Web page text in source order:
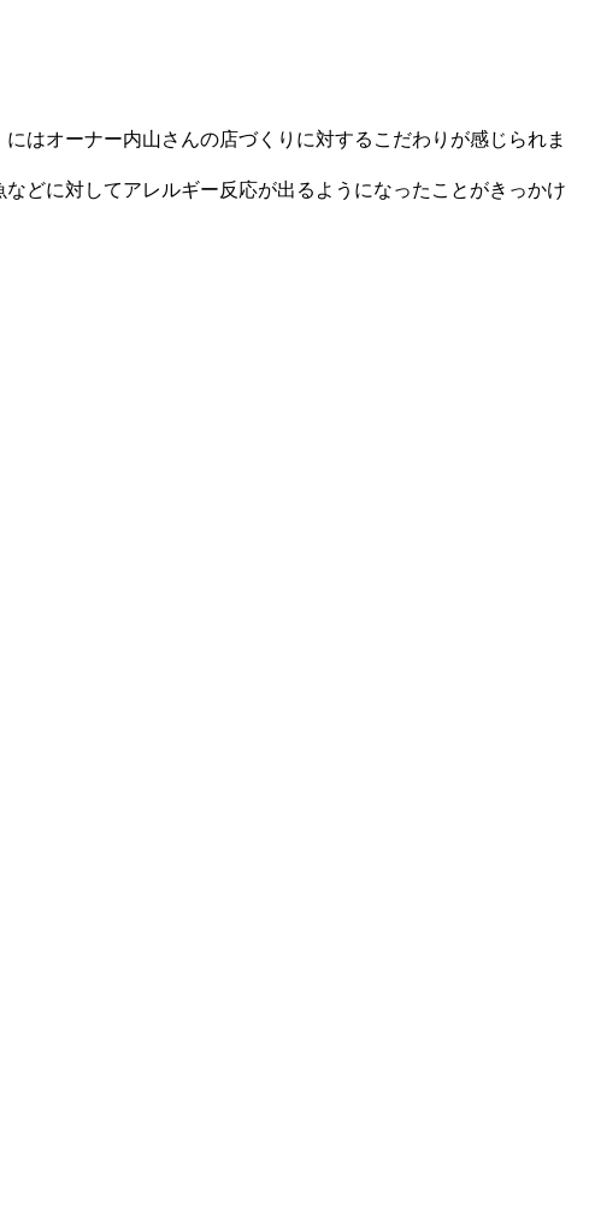
はオーナー内山さんの店づくりに対するこだわりが感じられま
どに対してアレルギー反応が出るようになったことがきっかけ